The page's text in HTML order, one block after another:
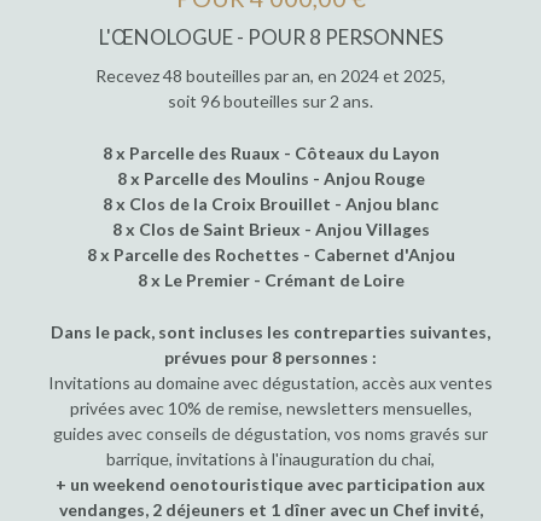
L'ŒNOLOGUE - POUR 8 PERSONNES
Recevez 48 bouteilles par an, en 2024 et 2025,
soit 96 bouteilles sur 2 ans.
8 x Parcelle des Ruaux - Côteaux du Layon
8 x Parcelle des Moulins - Anjou Rouge
8 x Clos de la Croix Brouillet - Anjou blanc
8 x Clos de Saint Brieux - Anjou Villages
8 x Parcelle des Rochettes - Cabernet d'Anjou
8 x Le Premier - Crémant de Loire
Dans le pack, sont incluses les contreparties suivantes,
prévues pour 8 personnes :
Invitations au domaine avec dégustation, accès aux ventes
privées avec 10% de remise, newsletters mensuelles,
guides avec conseils de dégustation, vos noms gravés sur
barrique, invitations à l'inauguration du chai,
+ un weekend oenotouristique avec participation aux
vendanges, 2 déjeuners et 1 dîner avec un Chef invité,